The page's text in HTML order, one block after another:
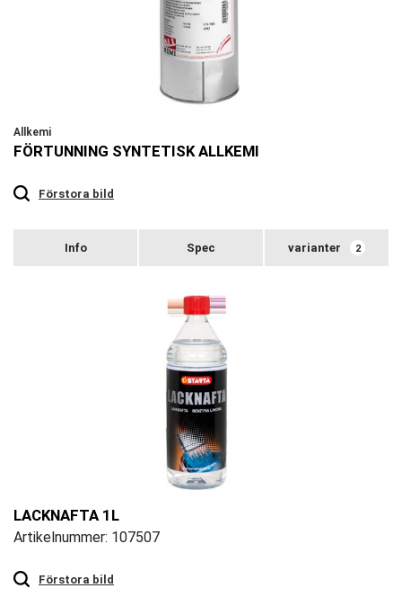
Allkemi
FÖRTUNNING SYNTETISK ALLKEMI
Förstora bild
zoom
varianter 2
LACKNAFTA 1L
Artikelnummer: 107507
Förstora bild
zoom